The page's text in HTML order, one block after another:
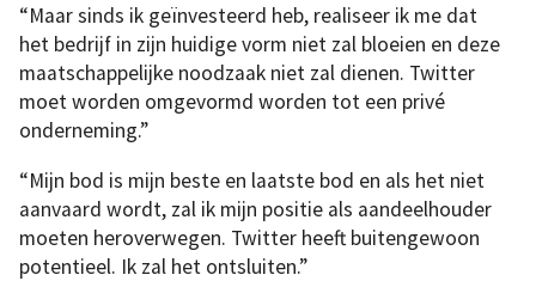
“Maar sinds ik geïnvesteerd heb, realiseer ik me dat
het bedrijf in zijn huidige vorm niet zal bloeien en deze
maatschappelijke noodzaak niet zal dienen. Twitter
moet worden omgevormd worden tot een privé
onderneming.”
“Mijn bod is mijn beste en laatste bod en als het niet
aanvaard wordt, zal ik mijn positie als aandeelhouder
moeten heroverwegen. Twitter heeft buitengewoon
potentieel. Ik zal het ontsluiten.”